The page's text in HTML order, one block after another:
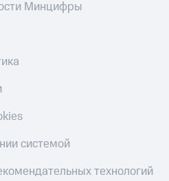
Минцифры
системой
технологий